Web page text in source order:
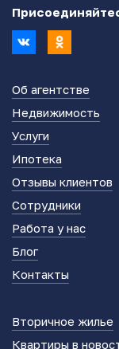
Об агентстве
Недвижимость
Услуги
Ипотека
Отзывы клиентов
Сотрудники
Работа у нас
Блог
Контакты
Вторичное жилье
Квартиры в